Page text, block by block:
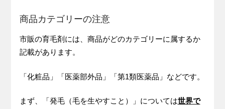
商品カテゴリーの注意
市販の育毛剤には、商品がどのカテゴリーに属するか
記載があります。
「化粧品」「医薬部外品」「第1類医薬品」などです。
まず、「発毛（毛を生やすこと）」については世界で